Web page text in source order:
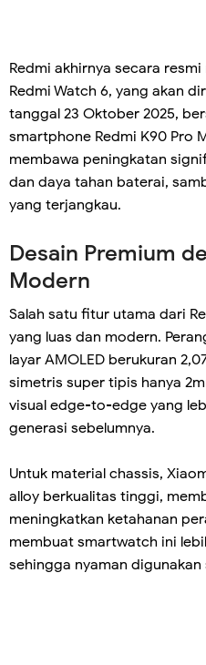
Redmi akhirnya secara
Redmi Watch 6, yang akan
tanggal 23 Oktober 2025,
smartphone Redmi K90 Pro
membawa peningkatan
dan daya tahan baterai,
yang terjangkau.
Desain Premium
Modern
Salah satu fitur utama dari
yang luas dan modern.
layar AMOLED berukuran
simetris super tipis hanya
visual edge-to-edge yang
generasi sebelumnya.
Untuk material chassis,
alloy berkualitas tinggi,
meningkatkan ketahanan
membuat smartwatch ini
sehingga nyaman